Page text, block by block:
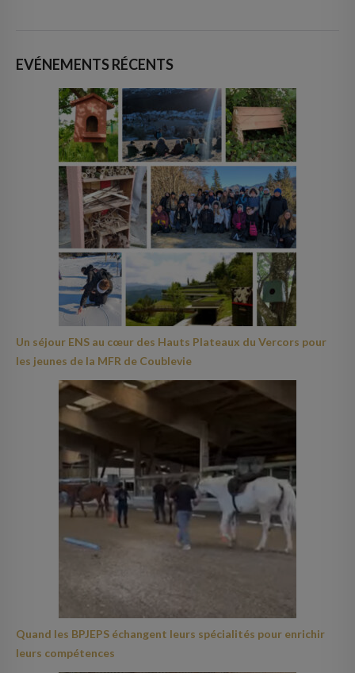
EVÉNEMENTS RÉCENTS
Un séjour ENS au cœur des Hauts Plateaux du Vercors pour
les jeunes de la MFR de Coublevie
Quand les BPJEPS échangent leurs spécialités pour enrichir
leurs compétences